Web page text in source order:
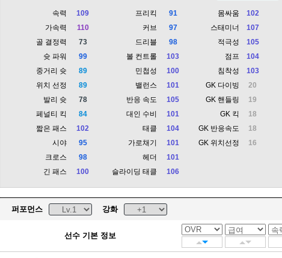
속력
109
가속력
110
골 결정력
73
슛 파워
99
중거리 슛
89
위치 선정
89
발리 슛
78
페널티 킥
84
짧은 패스
102
시야
95
크로스
98
긴 패스
100
프리킥
91
커브
97
드리블
98
볼 컨트롤
103
민첩성
100
밸런스
101
반응 속도
105
대인 수비
101
태클
104
가로채기
101
헤더
101
슬라이딩 태클
106
몸싸움
102
스태미너
107
적극성
105
점프
104
침착성
103
GK 다이빙
20
GK 핸들링
19
GK 킥
18
GK 반응속도
18
GK 위치선정
16
퍼포먼스 강화
선수 기본 정보